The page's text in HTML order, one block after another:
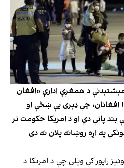
مېشتېدنې د همغږې ادارې «افغان
ایواک» ویلي، چې شاوخوا ۱۱۰۰ افغانان، چې ډېری یې ښځې او
پاتې دي او د امریکا حکومت تر
په اړه روښانه پلان نه دی
راپور کې ویلي چې د امریکا د